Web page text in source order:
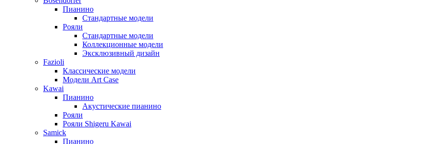
Пианино
Стандартные модели
Рояли
Стандартные модели
Коллекционные модели
Эксклюзивный дизайн
Fazioli
Классические модели
Модели Art Case
Kawai
Пианино
Акустические пианино
Рояли
Рояли Shigeru Kawai
Samick
Пианино